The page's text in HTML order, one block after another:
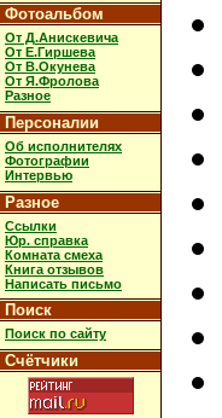
Фотоальбом
От Д.Анискевича
От Е.Гиршева
От В.Окунева
От Я.Фролова
Разное
Персоналии
Об исполнителях
Фотографии
Интервью
Разное
Ссылки
Юр. справка
Комната смеха
Книга отзывов
Написать письмо
Поиск
Поиск по сайту
Счётчики